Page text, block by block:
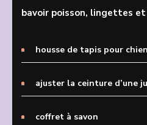
bavoir poisson, lingettes
housse de tapis pour chien
ajuster la ceinture d’une
coffret à savon